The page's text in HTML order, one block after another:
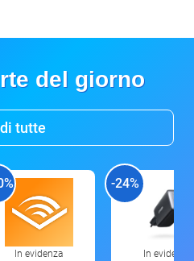
del giorno
tutte
In evidenza
-24%
In evidenza